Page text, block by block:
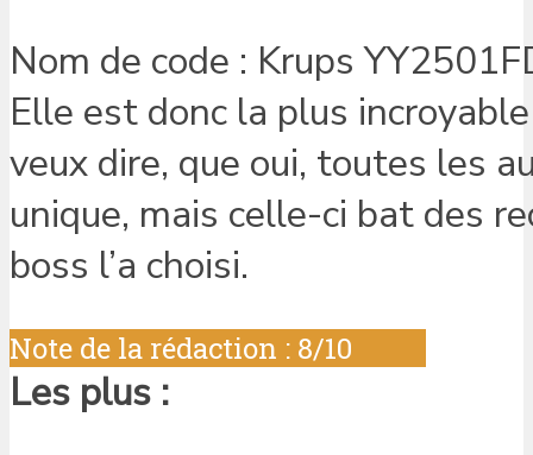
Nom de code : Krups
Elle est donc la plus
veux dire, que oui, toutes les
unique, mais celle-ci bat des
boss l’a choisi.
Note de la rédaction : 8/10
Les plus :